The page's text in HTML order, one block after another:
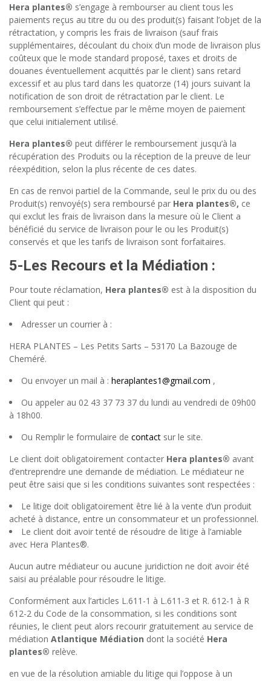
Hera plantes® s’engage à rembourser au client tous les
paiements reçus au titre du ou des produit(s) faisant l’objet de la
rétractation, y compris les frais de livraison (sauf frais
supplémentaires, découlant du choix d’un mode de livraison plus
coûteux que le mode standard proposé, taxes et droits de
douanes éventuellement acquittés par le client) sans retard
excessif et au plus tard dans les quatorze (14) jours suivant la
notification de son droit de rétractation par le client. Le
remboursement s’effectue par le même moyen de paiement
que celui initialement utilisé.
Hera plantes® peut différer le remboursement jusqu’à la
récupération des Produits ou la réception de la preuve de leur
réexpédition, selon la plus récente de ces dates.
En cas de renvoi partiel de la Commande, seul le prix du ou des
Produit(s) renvoyé(s) sera remboursé par Hera plantes®, ce
qui exclut les frais de livraison dans la mesure où le Client a
bénéficié du service de livraison pour le ou les Produit(s)
conservés et que les tarifs de livraison sont forfaitaires.
5-Les Recours et la Médiation :
Pour toute réclamation, Hera plantes® est à la disposition du
Client qui peut :
Adresser un courrier à :
HERA PLANTES – Les Petits Sarts – 53170 La Bazouge de
Cheméré.
Ou envoyer un mail à : heraplantes1@gmail.com ,
Ou appeler au 02 43 37 73 37 du lundi au vendredi de 09h00
à 18h00.
Ou Remplir le formulaire de contact sur le site.
Le client doit obligatoirement contacter Hera plantes® avant
d’entreprendre une demande de médiation. Le médiateur ne
peut être saisi que si les conditions suivantes sont respectées :
Le litige doit obligatoirement être lié à la vente d’un produit
acheté à distance, entre un consommateur et un professionnel.
Le client doit avoir tenté de résoudre de litige à l’amiable
avec Hera Plantes®.
Aucun autre médiateur ou aucune juridiction ne doit avoir été
saisi au préalable pour résoudre le litige.
Conformément aux l’articles L.611-1 à L.611-3 et R. 612-1 à R
612-2 du Code de la consommation, si les conditions sont
réunies, le client peut alors recourir gratuitement au service de
médiation Atlantique Médiation dont la société Hera
plantes® relève.
en vue de la résolution amiable du litige qui l’oppose à un